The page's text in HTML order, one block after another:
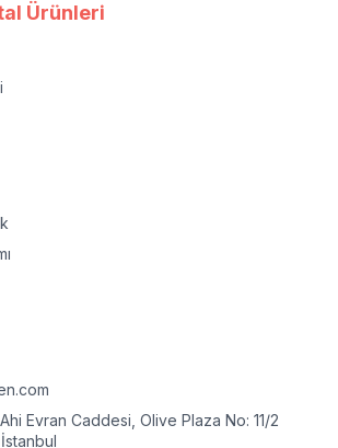
Ürünleri
Evran Caddesi, Olive Plaza No: 11/2